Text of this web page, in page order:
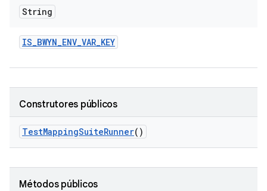
String
IS_BWYN_ENV_VAR_KEY
Construtores públicos
TestMappingSuiteRunner()
Métodos públicos